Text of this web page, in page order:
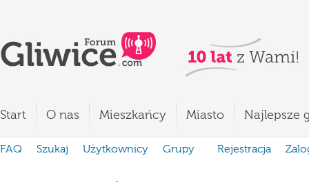
Start O nas Mieszkańcy Miasto Najlepsze
FAQ Szukaj Użytkownicy Grupy Rejestracja